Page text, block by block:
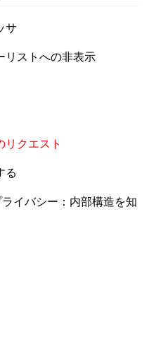
サ
リストへの非表示
リクエスト
る
イバシー：内部構造を知